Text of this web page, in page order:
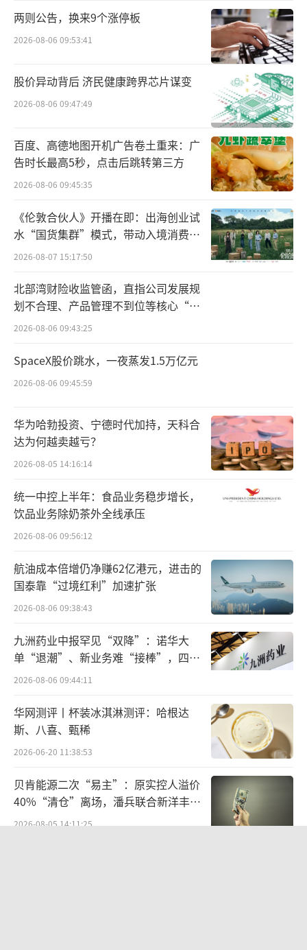
据了解，始祖鸟此前联手艺术家蔡国强，
在喜马拉雅山脉举办了大型烟花燃放活动《升
龙》。相关话题迅速冲上微博、百度热搜榜
首，引发了大众的广泛讨论与质疑。
对此，始祖鸟及蔡国强分别在致歉信中
称：“我们深知仅仅道歉是远远不够的，我们
有责任在政府部门监管下，配合艺术家团队对
该项目全过程的生态环境影响进行复核，并邀
请第三方专业环保机构开展严谨且透明的评估
工作。我们承诺：将依据评估结果与社会各界
的反馈，展开及时有效的补救行动。同时，我
们将加快推进既定的环境保护计划，并全力推
动有助于当地文化发展的公益项目。”
据央视新闻报道，《升龙》举办地相关部
门于9月21日凌晨发布通报，针对《蔡国强：升
龙》烟花秀引发的生态质疑，已成立专项调查
内容包括烟花材料环保性、生态保护措施实效
性、审批流程合规性，以及是否违反《烟花爆
竹安全管理条例》（该条例禁止在山林、草原
防火区燃放烟花爆竹）。（责任编辑：zx0280）
两则公告，换来9个涨停板
2026-08-06 09:53:41
股价异动背后 济民健康跨界芯片谋变
2026-08-06 09:47:49
百度、高德地图开机广告卷土重来：广
告时长最高5秒，点击后跳转第三方
2026-08-06 09:45:35
《伦敦合伙人》开播在即：出海创业试
水“国货集群”模式，带动入境消费反
向种草
2026-08-07 15:17:50
北部湾财险收监管函，直指公司发展规
划不合理、产品管理不到位等核心“痛
点”
2026-08-06 09:43:25
SpaceX股价跳水，一夜蒸发1.5万亿元
2026-08-06 09:45:59
华为哈勃投资、宁德时代加持，天科合
达为何越卖越亏？
2026-08-05 14:16:14
统一中控上半年：食品业务稳步增长，
饮品业务除奶茶外全线承压
2026-08-06 09:56:12
航油成本倍增仍净赚62亿港元，进击的
国泰靠“过境红利”加速扩张
2026-08-06 09:38:43
九洲药业中报罕见“双降”：诺华大
单“退潮”、新业务难“接棒”，四大
难关待闯
2026-08-06 09:44:11
华网测评丨杯装冰淇淋测评：哈根达
斯、八喜、甄稀
2026-06-20 11:38:53
贝肯能源二次“易主”：原实控人溢价
40%“清仓”离场，潘兵联合新洋丰、
宏科百世拟入主
2026-08-05 14:11:25